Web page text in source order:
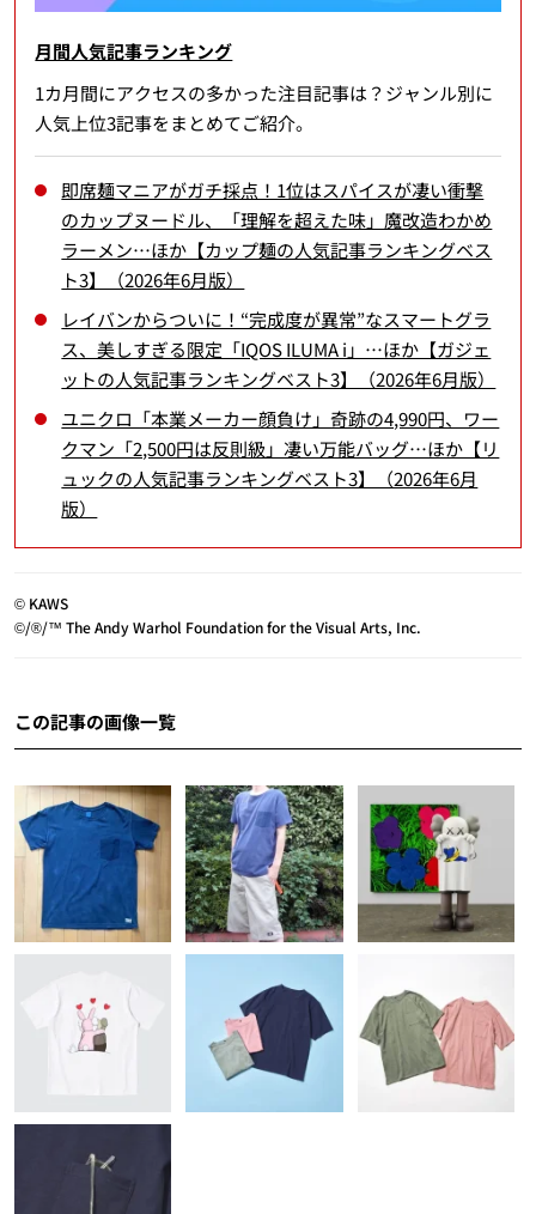
月間人気記事ランキング
1カ月間にアクセスの多かった注目記事は？ジャンル別に
人気上位3記事をまとめてご紹介。
即席麺マニアがガチ採点！1位はスパイスが凄い衝撃
のカップヌードル、「理解を超えた味」魔改造わかめ
ラーメン…ほか【カップ麺の人気記事ランキングベス
ト3】（2026年6月版）
レイバンからついに！“完成度が異常”なスマートグラ
ス、美しすぎる限定「IQOS ILUMA i」…ほか【ガジェ
ットの人気記事ランキングベスト3】（2026年6月版）
ユニクロ「本業メーカー顔負け」奇跡の4,990円、ワー
クマン「2,500円は反則級」凄い万能バッグ…ほか【リ
ュックの人気記事ランキングベスト3】（2026年6月
版）
© KAWS
©/®/™ The Andy Warhol Foundation for the Visual Arts, Inc.
この記事の画像一覧